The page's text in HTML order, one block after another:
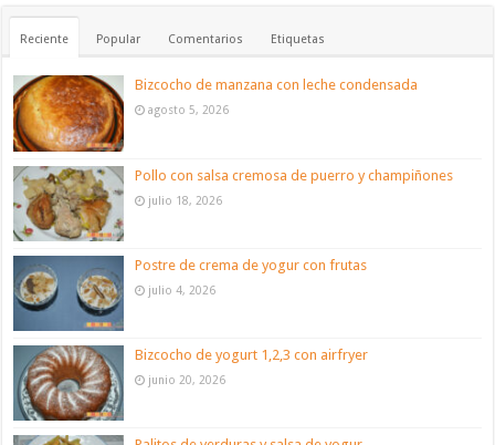
Reciente Popular Comentarios Etiquetas
Bizcocho de manzana con leche condensada
agosto 5, 2026
Pollo con salsa cremosa de puerro y champiñones
julio 18, 2026
Postre de crema de yogur con frutas
julio 4, 2026
Bizcocho de yogurt 1,2,3 con airfryer
junio 20, 2026